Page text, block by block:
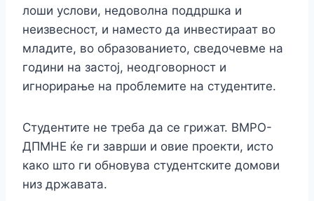
лоши услови, недоволна поддршка и
неизвесност, и наместо да инвестираат во
младите, во образованието, сведочевме на
години на застој, неодговорност и
игнорирање на проблемите на студентите.
Студентите не треба да се грижат. ВМРО-
ДПМНЕ ќе ги заврши и овие проекти, исто
како што ги обновува студентските домови
низ државата.